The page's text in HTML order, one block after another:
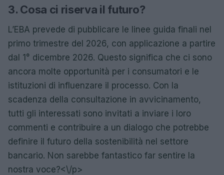
3. Cosa ci riserva il futuro?
L’EBA prevede di pubblicare le linee guida finali nel
primo trimestre del 2026, con applicazione a partire
dal 1° dicembre 2026. Questo significa che ci sono
ancora molte opportunità per i consumatori e le
istituzioni di influenzare il processo. Con la
scadenza della consultazione in avvicinamento,
tutti gli interessati sono invitati a inviare i loro
commenti e contribuire a un dialogo che potrebbe
definire il futuro della sostenibilità nel settore
bancario. Non sarebbe fantastico far sentire la
nostra voce?<\/p>